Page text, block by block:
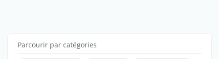
Parcourir par catégories